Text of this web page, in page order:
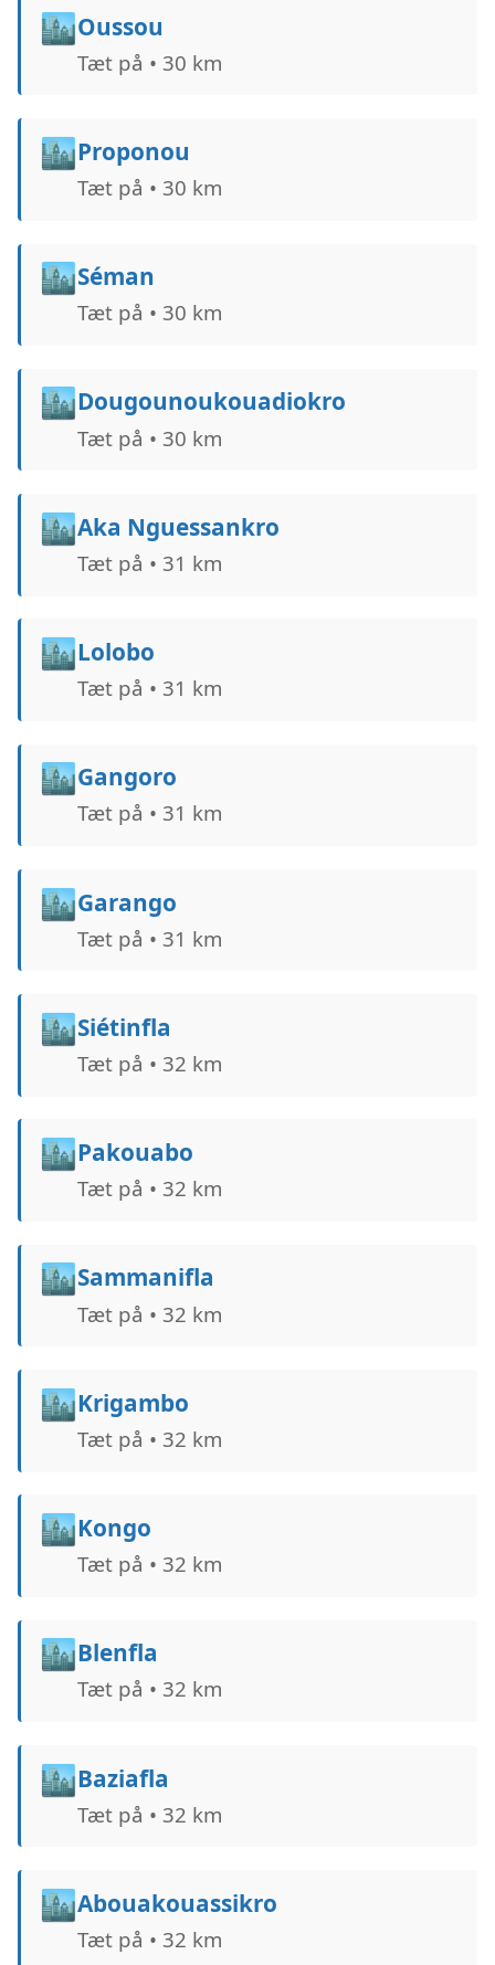
🏙️Oussou
Tæt på • 30 km
🏙️Proponou
Tæt på • 30 km
🏙️Séman
Tæt på • 30 km
🏙️Dougounoukouadiokro
Tæt på • 30 km
🏙️Aka Nguessankro
Tæt på • 31 km
🏙️Lolobo
Tæt på • 31 km
🏙️Gangoro
Tæt på • 31 km
🏙️Garango
Tæt på • 31 km
🏙️Siétinfla
Tæt på • 32 km
🏙️Pakouabo
Tæt på • 32 km
🏙️Sammanifla
Tæt på • 32 km
🏙️Krigambo
Tæt på • 32 km
🏙️Kongo
Tæt på • 32 km
🏙️Blenfla
Tæt på • 32 km
🏙️Baziafla
Tæt på • 32 km
🏙️Abouakouassikro
Tæt på • 32 km